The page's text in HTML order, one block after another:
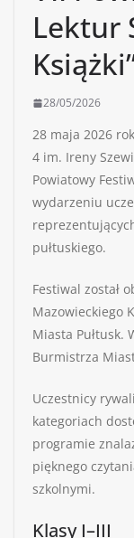
Lektur
28/05/2026
28 maja 2026
4 im. Ireny
Powiatowy
wydarzeniu
pułtuskiego.
Festiwal został
Mazowieckiego
Miasta Pułtusk.
Burmistrza
Uczestnicy
kategoriach
programie
pięknego
szkolnymi.
Klasy I–III